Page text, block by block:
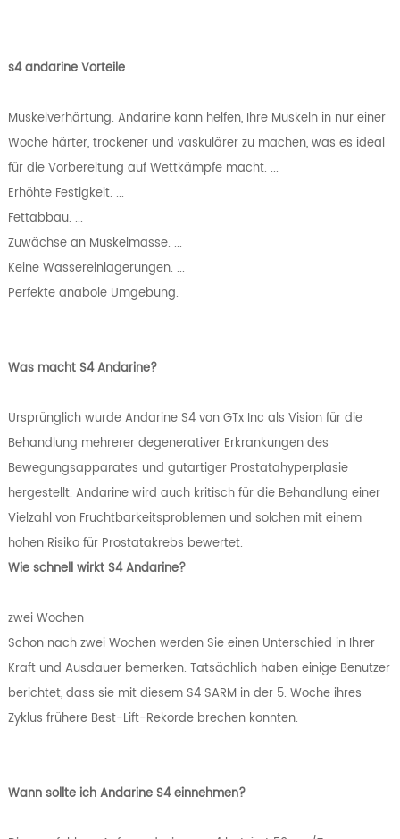
s4 andarine Vorteile
Muskelverhärtung. Andarine kann helfen, Ihre Muskeln in nur einer
Woche härter, trockener und vaskulärer zu machen, was es ideal
für die Vorbereitung auf Wettkämpfe macht. ...
Erhöhte Festigkeit. ...
Fettabbau. ...
Zuwächse an Muskelmasse. ...
Keine Wassereinlagerungen. ...
Perfekte anabole Umgebung.
Was macht S4 Andarine?
Ursprünglich wurde Andarine S4 von GTx Inc als Vision für die
Behandlung mehrerer degenerativer Erkrankungen des
Bewegungsapparates und gutartiger Prostatahyperplasie
hergestellt. Andarine wird auch kritisch für die Behandlung einer
Vielzahl von Fruchtbarkeitsproblemen und solchen mit einem
hohen Risiko für Prostatakrebs bewertet.
Wie schnell wirkt S4 Andarine?
zwei Wochen
Schon nach zwei Wochen werden Sie einen Unterschied in Ihrer
Kraft und Ausdauer bemerken. Tatsächlich haben einige Benutzer
berichtet, dass sie mit diesem S4 SARM in der 5. Woche ihres
Zyklus frühere Best-Lift-Rekorde brechen konnten.
Wann sollte ich Andarine S4 einnehmen?